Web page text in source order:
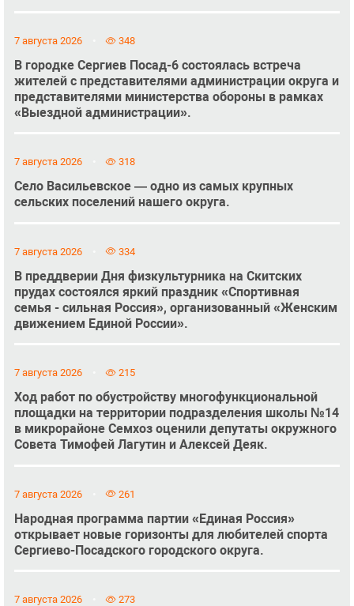
7 августа 2026 348
В городке Сергиев Посад-6 состоялась встреча
жителей с представителями администрации округа и
представителями министерства обороны в рамках
«Выездной администрации».
7 августа 2026 318
Село Васильевское — одно из самых крупных
сельских поселений нашего округа.
7 августа 2026 334
В преддверии Дня физкультурника на Скитских
прудах состоялся яркий праздник «Спортивная
семья - сильная Россия», организованный «Женским
движением Единой России».
7 августа 2026 215
Ход работ по обустройству многофункциональной
площадки на территории подразделения школы №14
в микрорайоне Семхоз оценили депутаты окружного
Совета Тимофей Лагутин и Алексей Деяк.
7 августа 2026 261
Народная программа партии «Единая Россия»
открывает новые горизонты для любителей спорта
Сергиево-Посадского городского округа.
7 августа 2026 273